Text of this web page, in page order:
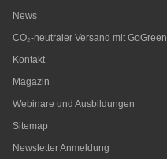
News
CO₂-neutraler Versand mit GoGreen
Kontakt
Magazin
Webinare und Ausbildungen
Sitemap
Newsletter Anmeldung